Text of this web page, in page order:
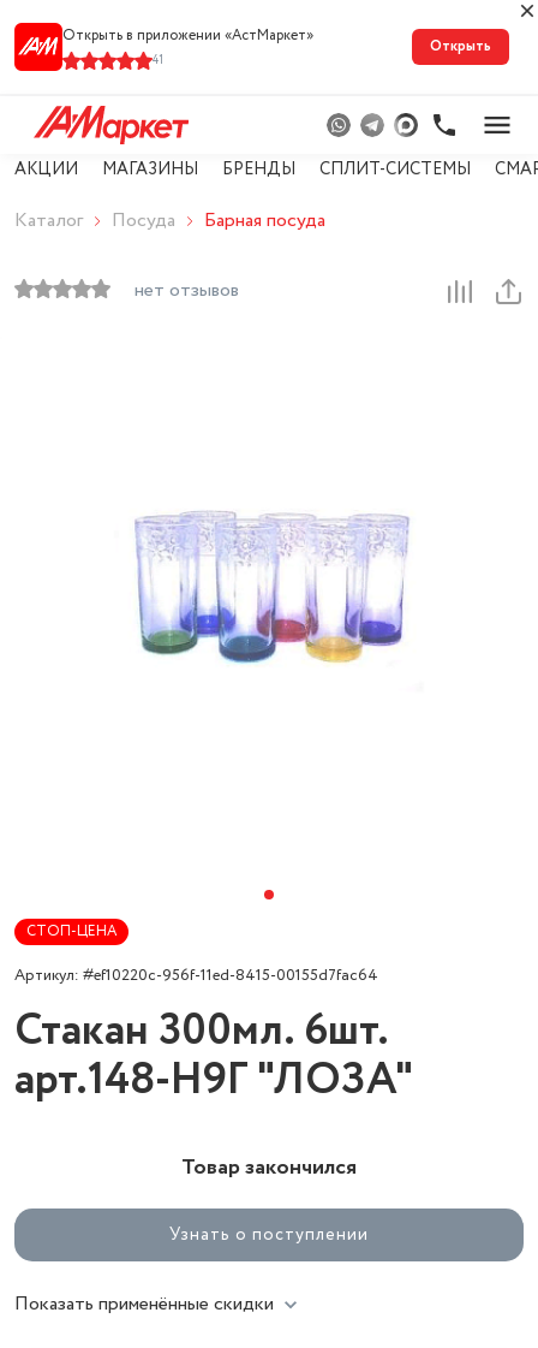
Открыть в приложении «АстМарке‪т‬»
41
Открыть
АКЦИИ МАГАЗИНЫ БРЕНДЫ СПЛИТ-СИСТЕМЫ
Каталог Посуда Барная посуда
нет отзывов
СТОП-ЦЕНА
Артикул: #ef10220c-956f-11ed-8415-00155d7fac64
Стакан 300мл. 6шт.
арт.148-Н9Г "ЛОЗА"
Товар закончился
Узнать о поступлении
Показать применённые скидки